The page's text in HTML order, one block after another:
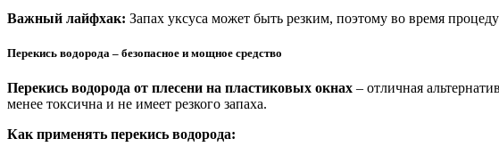
Важный лайфхак: Запах уксуса может быть резким, поэтому во время
Перекись водорода – безопасное и мощное средство
Перекись водорода от плесени на пластиковых окнах – отличная
менее токсична и не имеет резкого запаха.
Как применять перекись водорода: